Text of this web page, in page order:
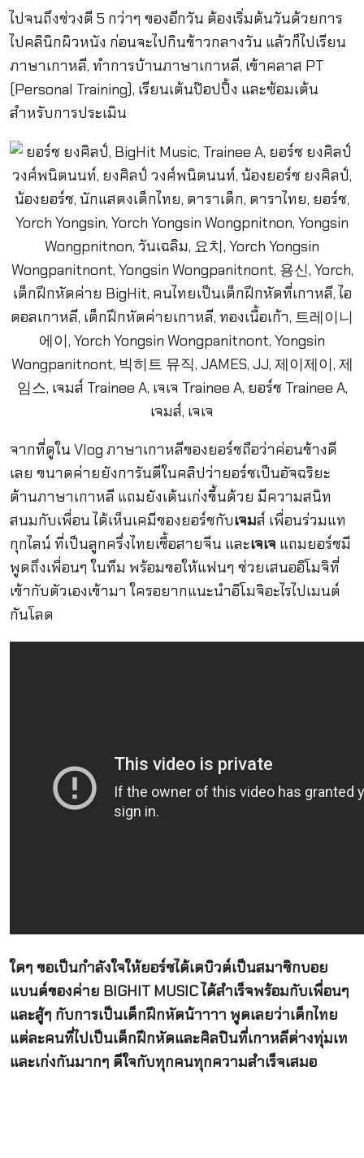
ไปจนถึงช่วงตี 5 กว่าๆ ของอีกวัน ต้องเริ่มต้นวันด้วยการ
ไปคลินิกผิวหนัง ก่อนจะไปกินข้าวกลางวัน แล้วก็ไปเรียน
ภาษาเกาหลี, ทำการบ้านภาษาเกาหลี, เข้าคลาส PT
(Personal Training), เรียนเต้นป๊อปปิ้ง และซ้อมเต้น
สำหรับการประเมิน
จากที่ดูใน Vlog ภาษาเกาหลีของยอร์ชถือว่าค่อนข้างดี
เลย ขนาดค่ายยังการันตีในคลิปว่ายอร์ชเป็นอัจฉริยะ
ด้านภาษาเกาหลี แถมยังเต้นเก่งขึ้นด้วย มีความสนิท
สนมกับเพื่อน ได้เห็นเคมีของยอร์ชกับเจมส์ เพื่อนร่วมแท
กุกไลน์ ที่เป็นลูกครึ่งไทยเชื้อสายจีน และเจเจ แถมยอร์ชมี
พูดถึงเพื่อนๆ ในทีม พร้อมขอให้แฟนๆ ช่วยเสนออิโมจิที่
เข้ากับตัวเองเข้ามา ใครอยากแนะนำอิโมจิอะไรไปเมนต์
กันโลด
ใดๆ ขอเป็นกำลังใจให้ยอร์ชได้เดบิวต์เป็นสมาชิกบอย
แบนด์ของค่าย BIGHIT MUSIC ได้สำเร็จพร้อมกับเพื่อนๆ
และสู้ๆ กับการเป็นเด็กฝึกหัดน้าาาา พูดเลยว่าเด็กไทย
แต่ละคนที่ไปเป็นเด็กฝึกหัดและศิลปินที่เกาหลีต่างทุ่มเท
และเก่งกันมากๆ ดีใจกับทุกคนทุกความสำเร็จเสมอ